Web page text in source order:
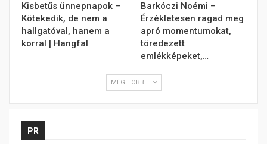
Kisbetűs ünnepnapok –
Kötekedik, de nem a
hallgatóval, hanem a
korral | Hangfal
Barkóczi Noémi –
Érzékletesen ragad meg
apró momentumokat,
töredezett
emlékképeket,…
MÉG TÖBB...
PR